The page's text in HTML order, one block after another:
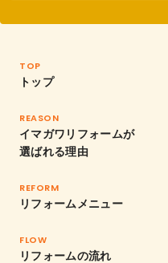
TOP
トップ
REASON
イマガワリフォームが
選ばれる理由
REFORM
リフォームメニュー
FLOW
リフォームの流れ